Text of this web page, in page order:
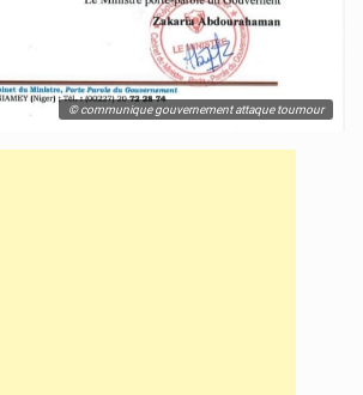
© communique gouvernement attaque toumour